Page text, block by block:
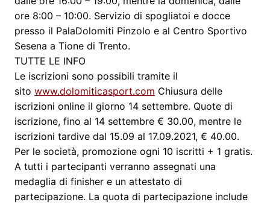
ore 8:00 – 10:00. Servizio di spogliatoi e docce
presso il PalaDolomiti Pinzolo e al Centro Sportivo
Sesena a Tione di Trento.
TUTTE LE INFO
Le iscrizioni sono possibili tramite il
sito www.dolomiticasport.com Chiusura delle
iscrizioni online il giorno 14 settembre. Quote di
iscrizione, fino al 14 settembre € 30.00, mentre le
iscrizioni tardive dal 15.09 al 17.09.2021, € 40.00.
Per le società, promozione ogni 10 iscritti + 1 gratis.
A tutti i partecipanti verranno assegnati una
medaglia di finisher e un attestato di
partecipazione. La quota di partecipazione include